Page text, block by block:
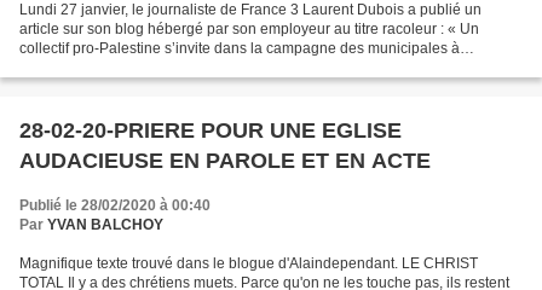
Lundi 27 janvier, le journaliste de France 3 Laurent Dubois a publié un
article sur son blog hébergé par son employeur au titre racoleur : « Un
collectif pro-Palestine s’invite dans la campagne des municipales à
28-02-20-PRIERE POUR UNE EGLISE
AUDACIEUSE EN PAROLE ET EN ACTE
Publié le 28/02/2020 à 00:40
Par YVAN BALCHOY
Magnifique texte trouvé dans le blogue d'Alaindependant. LE CHRIST
TOTAL Il y a des chrétiens muets. Parce qu'on ne les touche pas, ils restent